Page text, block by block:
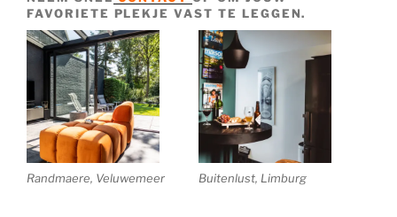
FAVORIETE PLEKJE VAST TE LEGGEN.
Randmaere, Veluwemeer Buitenlust, Limburg